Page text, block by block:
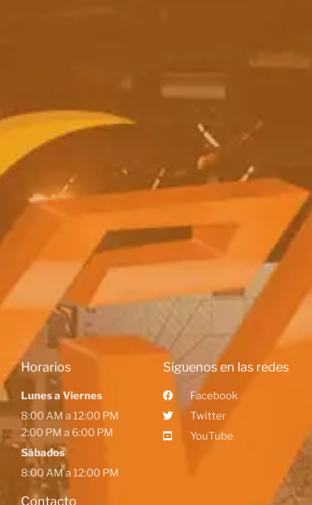
Horarios
Lunes a Viernes
8:00 AM a 12:00 PM
2:00 PM a 6:00 PM
Sábados
8:00 AM a 12:00 PM
Contacto
Siguenos en las redes
Facebook
Twitter
YouTube